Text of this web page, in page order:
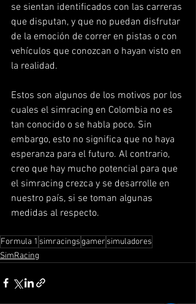
se sientan identificados con las carreras
que disputan, y que no puedan disfrutar
de la emoción de correr en pistas o con
vehículos que conozcan o hayan visto en
la realidad.
Estos son algunos de los motivos por los
cuales el simracing en Colombia no es
tan conocido o se habla poco. Sin
embargo, esto no significa que no haya
esperanza para el futuro. Al contrario,
creo que hay mucho potencial para que
el simracing crezca y se desarrolle en
nuestro país, si se toman algunas
medidas al respecto.
Formula 1 simracingsgamer simuladores
SimRacing